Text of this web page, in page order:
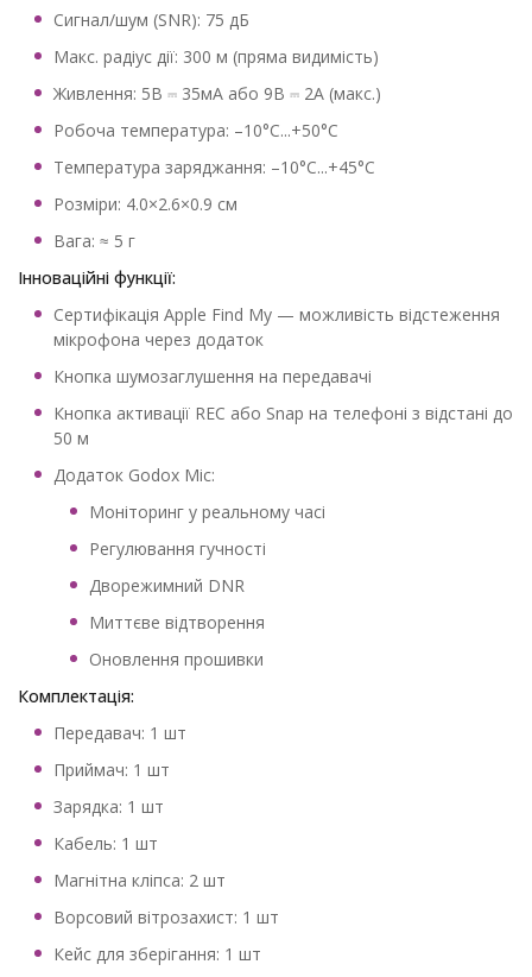
Сигнал/шум (SNR): 75 дБ
Макс. радіус дії: 300 м (пряма видимість)
Живлення: 5В ⎓ 35мА або 9В ⎓ 2А (макс.)
Робоча температура: –10°C...+50°C
Температура заряджання: –10°C...+45°C
Розміри: 4.0×2.6×0.9 см
Вага: ≈ 5 г
Інноваційні функції:
Сертифікація Apple Find My — можливість відстеження
мікрофона через додаток
Кнопка шумозаглушення на передавачі
Кнопка активації REC або Snap на телефоні з відстані до
50 м
Додаток Godox Mic:
Моніторинг у реальному часі
Регулювання гучності
Дворежимний DNR
Миттєве відтворення
Оновлення прошивки
Комплектація:
Передавач: 1 шт
Приймач: 1 шт
Зарядка: 1 шт
Кабель: 1 шт
Магнітна кліпса: 2 шт
Ворсовий вітрозахист: 1 шт
Кейс для зберігання: 1 шт